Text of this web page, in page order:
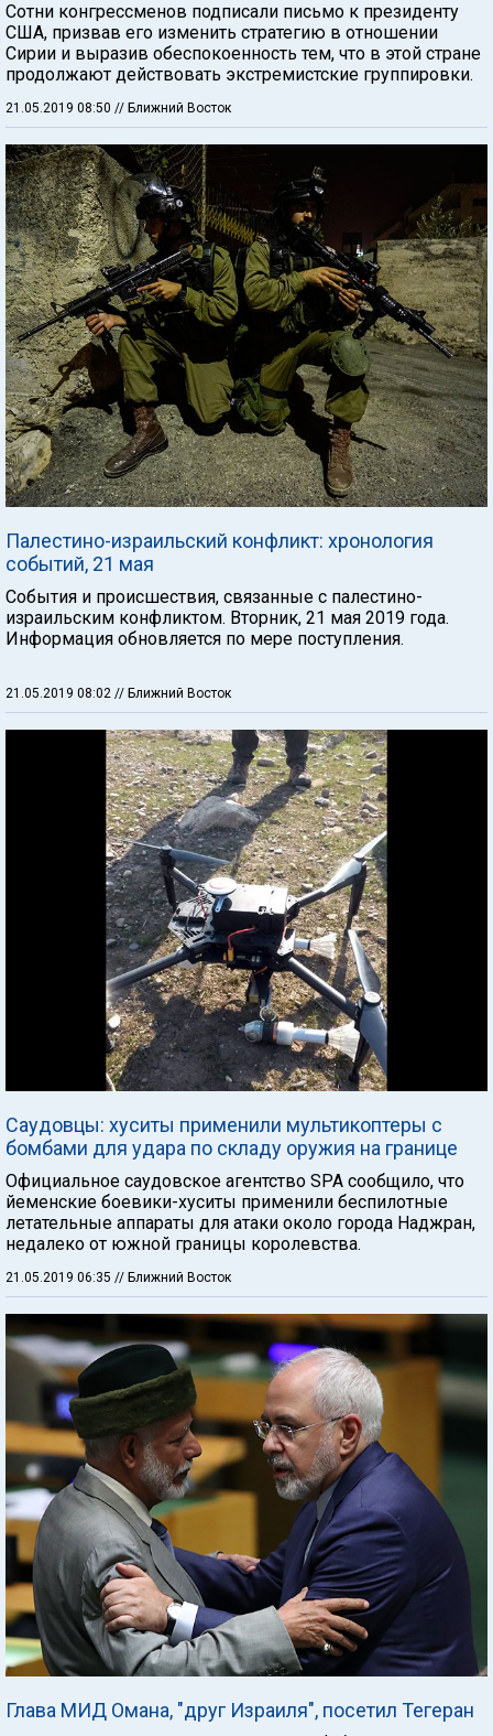
Сотни конгрессменов подписали письмо к президенту
США, призвав его изменить стратегию в отношении
Сирии и выразив обеспокоенность тем, что в этой стране
продолжают действовать экстремистские группировки.
21.05.2019 08:50 // Ближний Восток
Палестино-израильский конфликт: хронология
событий, 21 мая
События и происшествия, связанные с палестино-
израильским конфликтом. Вторник, 21 мая 2019 года.
Информация обновляется по мере поступления.
21.05.2019 08:02 // Ближний Восток
Саудовцы: хуситы применили мультикоптеры с
бомбами для удара по складу оружия на границе
Официальное саудовское агентство SPA сообщило, что
йеменские боевики-хуситы применили беспилотные
летательные аппараты для атаки около города Наджран,
недалеко от южной границы королевства.
21.05.2019 06:35 // Ближний Восток
Глава МИД Омана, "друг Израиля", посетил Тегеран